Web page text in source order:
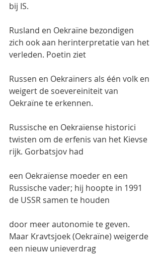
bij IS.
Rusland en Oekraïne bezondigen
zich ook aan herinterpretatie van het
verleden. Poetin ziet
Russen en Oekraïners als één volk en
weigert de soevereiniteit van
Oekraïne te erkennen.
Russische en Oekraïense historici
twisten om de erfenis van het Kievse
rijk. Gorbatsjov had
een Oekraïense moeder en een
Russische vader; hij hoopte in 1991
de USSR samen te houden
door meer autonomie te geven.
Maar Kravtsjoek (Oekraïne) weigerde
een nieuw unieverdrag